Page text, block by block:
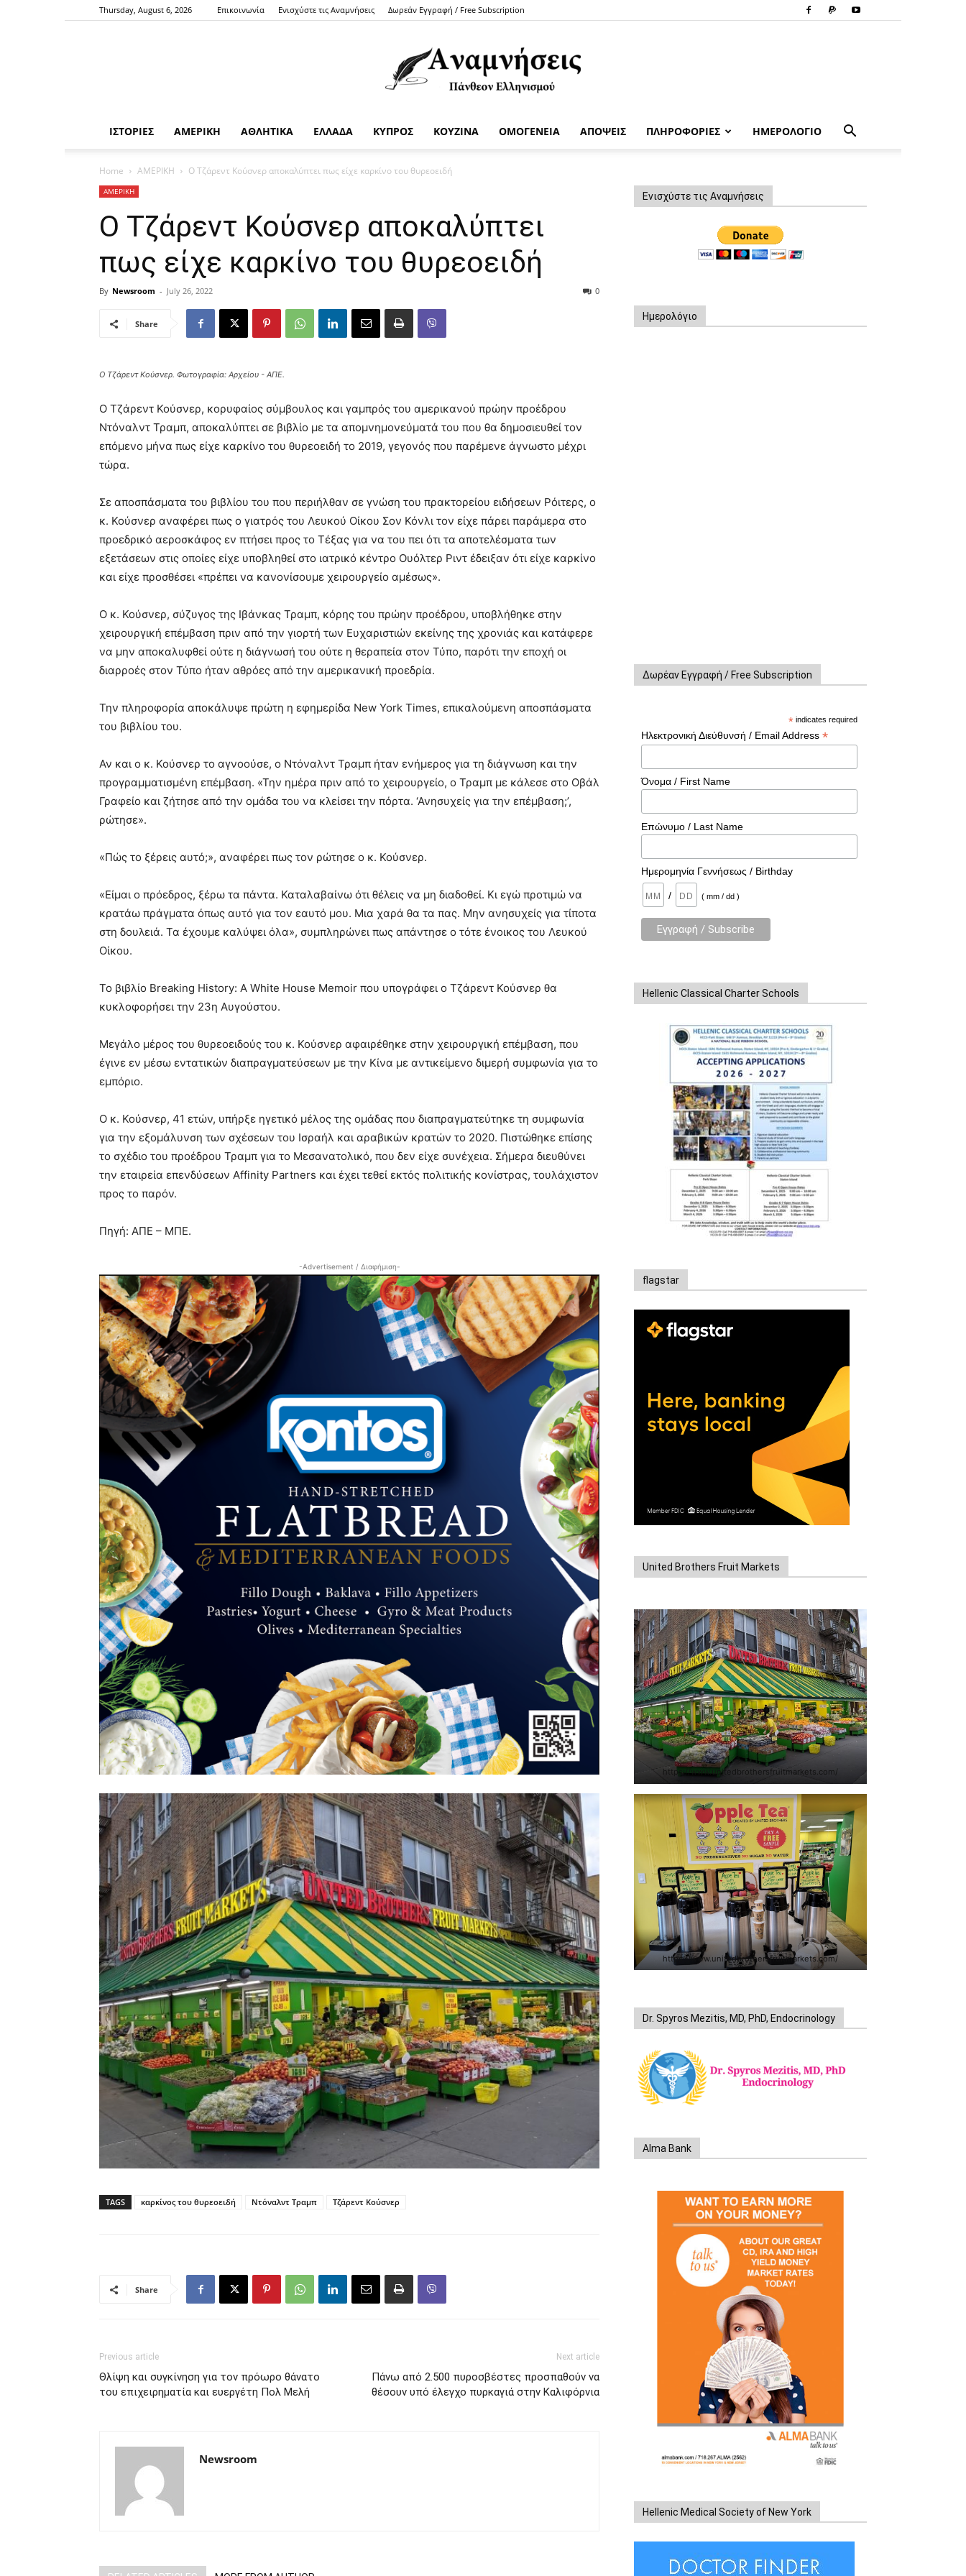
Thursday, August 6, 2026 Επικοινωνία Ενισχύστε τις Αναμνήσεις Δωρεάν Εγγραφή / Free Subscription
ΙΣΤΟΡΙΕΣ ΑΜΕΡΙΚΗ ΑΘΛΗΤΙΚΑ ΕΛΛΑΔΑ ΚΥΠΡΟΣ ΚΟΥΖΙΝΑ ΟΜΟΓΕΝΕΙΑ ΑΠΟΨΕΙΣ ΠΛΗΡΟΦΟΡΙΕΣ ΗΜΕΡΟΛΟΓΙΟ
Home ΑΜΕΡΙΚΗ Ο Τζάρεντ Κούσνερ αποκαλύπτει πως είχε καρκίνο του θυρεοειδή
ΑΜΕΡΙΚΗ
Ο Τζάρεντ Κούσνερ αποκαλύπτει
πως είχε καρκίνο του θυρεοειδή
By Newsroom - July 26, 2022 0
Share
Ο Τζάρεντ Κούσνερ. Φωτογραφία: Αρχείου - ΑΠΕ.
Ο Τζάρεντ Κούσνερ, κορυφαίος σύμβουλος και γαμπρός του αμερικανού πρώην προέδρου
Ντόναλντ Τραμπ, αποκαλύπτει σε βιβλίο με τα απομνημονεύματά του που θα δημοσιευθεί τον
επόμενο μήνα πως είχε καρκίνο του θυρεοειδή το 2019, γεγονός που παρέμενε άγνωστο μέχρι
τώρα.
Σε αποσπάσματα του βιβλίου του που περιήλθαν σε γνώση του πρακτορείου ειδήσεων Ρόιτερς, ο
κ. Κούσνερ αναφέρει πως ο γιατρός του Λευκού Οίκου Σον Κόνλι τον είχε πάρει παράμερα στο
προεδρικό αεροσκάφος εν πτήσει προς το Τέξας για να του πει ότι τα αποτελέσματα των
εξετάσεων στις οποίες είχε υποβληθεί στο ιατρικό κέντρο Ουόλτερ Ριντ έδειξαν ότι είχε καρκίνο
και είχε προσθέσει «πρέπει να κανονίσουμε χειρουργείο αμέσως».
Ο κ. Κούσνερ, σύζυγος της Ιβάνκας Τραμπ, κόρης του πρώην προέδρου, υποβλήθηκε στην
χειρουργική επέμβαση πριν από την γιορτή των Ευχαριστιών εκείνης της χρονιάς και κατάφερε
να μην αποκαλυφθεί ούτε η διάγνωσή του ούτε η θεραπεία στον Τύπο, παρότι την εποχή οι
διαρροές στον Τύπο ήταν αθρόες από την αμερικανική προεδρία.
Την πληροφορία αποκάλυψε πρώτη η εφημερίδα New York Times, επικαλούμενη αποσπάσματα
του βιβλίου του.
Αν και ο κ. Κούσνερ το αγνοούσε, ο Ντόναλντ Τραμπ ήταν ενήμερος για τη διάγνωση και την
προγραμματισμένη επέμβαση. «Την ημέρα πριν από το χειρουργείο, ο Τραμπ με κάλεσε στο Οβάλ
Γραφείο και ζήτησε από την ομάδα του να κλείσει την πόρτα. ‘Ανησυχείς για την επέμβαση;’,
ρώτησε».
«Πώς το ξέρεις αυτό;», αναφέρει πως τον ρώτησε ο κ. Κούσνερ.
«Είμαι ο πρόεδρος, ξέρω τα πάντα. Καταλαβαίνω ότι θέλεις να μη διαδοθεί. Κι εγώ προτιμώ να
κρατάω πράγματα όπως αυτό για τον εαυτό μου. Μια χαρά θα τα πας. Μην ανησυχείς για τίποτα
στη δουλειά. Τα έχουμε καλύψει όλα», συμπληρώνει πως απάντησε ο τότε ένοικος του Λευκού
Οίκου.
Το βιβλίο Breaking History: A White House Memoir που υπογράφει ο Τζάρεντ Κούσνερ θα
κυκλοφορήσει την 23η Αυγούστου.
Μεγάλο μέρος του θυρεοειδούς του κ. Κούσνερ αφαιρέθηκε στην χειρουργική επέμβαση, που
έγινε εν μέσω εντατικών διαπραγματεύσεων με την Κίνα με αντικείμενο διμερή συμφωνία για το
εμπόριο.
Ο κ. Κούσνερ, 41 ετών, υπήρξε ηγετικό μέλος της ομάδας που διαπραγματεύτηκε τη συμφωνία
για την εξομάλυνση των σχέσεων του Ισραήλ και αραβικών κρατών το 2020. Πιστώθηκε επίσης
το σχέδιο του προέδρου Τραμπ για το Μεσανατολικό, που δεν είχε συνέχεια. Σήμερα διευθύνει
την εταιρεία επενδύσεων Affinity Partners και έχει τεθεί εκτός πολιτικής κονίστρας, τουλάχιστον
προς το παρόν.
Πηγή: ΑΠΕ – ΜΠΕ.
-Advertisement / Διαφήμιση-
TAGS καρκίνος του θυρεοειδή Ντόναλντ Τραμπ Τζάρεντ Κούσνερ
Share
Previous article
Θλίψη και συγκίνηση για τον πρόωρο θάνατο
του επιχειρηματία και ευεργέτη Πολ Μελή
Next article
Πάνω από 2.500 πυροσβέστες προσπαθούν να
θέσουν υπό έλεγχο πυρκαγιά στην Καλιφόρνια
Newsroom
Ενισχύστε τις Αναμνήσεις
Ημερολόγιο
Δωρέαν Εγγραφή / Free Subscription
* indicates required
Ηλεκτρονική Διεύθυνσή / Email Address *
Όνομα / First Name
Επώνυμο / Last Name
Ημερομηνία Γεννήσεως / Birthday
/ ( mm / dd )
Hellenic Classical Charter Schools
flagstar
United Brothers Fruit Markets
https://www.unitedbrothersfruitmarkets.com/
https://www.unitedbrothersfruitmarkets.com/
Dr. Spyros Mezitis, MD, PhD, Endocrinology
Alma Bank
Hellenic Medical Society of New York